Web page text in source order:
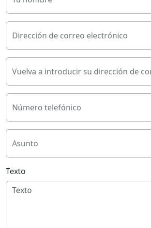
Dirección de correo electrónico
Número telefónico
Asunto
Texto